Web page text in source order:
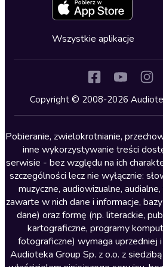
Kryminały
Lektury szkolne
Literatura anglojęzyczna
Literatura faktu
Literatura obyczajowa
Literatura piękna obca
Literatura piękna polska
Nagrania relaksacyjne
Nauka języków
Zapowiedzi
Cykle audiobooków
Wszystkie aplikacje
Copyright © 2008-2026
Pobieranie, zwielokrotnianie,
inne wykorzystywanie treści
serwisie - bez względu na ich
szczególności lecz nie wyłącznie:
muzyczne, audiowizualne,
zawarte w nich dane i informacje,
dane) oraz formę (np. literackie,
kartograficzne, programy
fotograficzne) wymaga uprzedniej
Audioteka Group Sp. z o.o. z